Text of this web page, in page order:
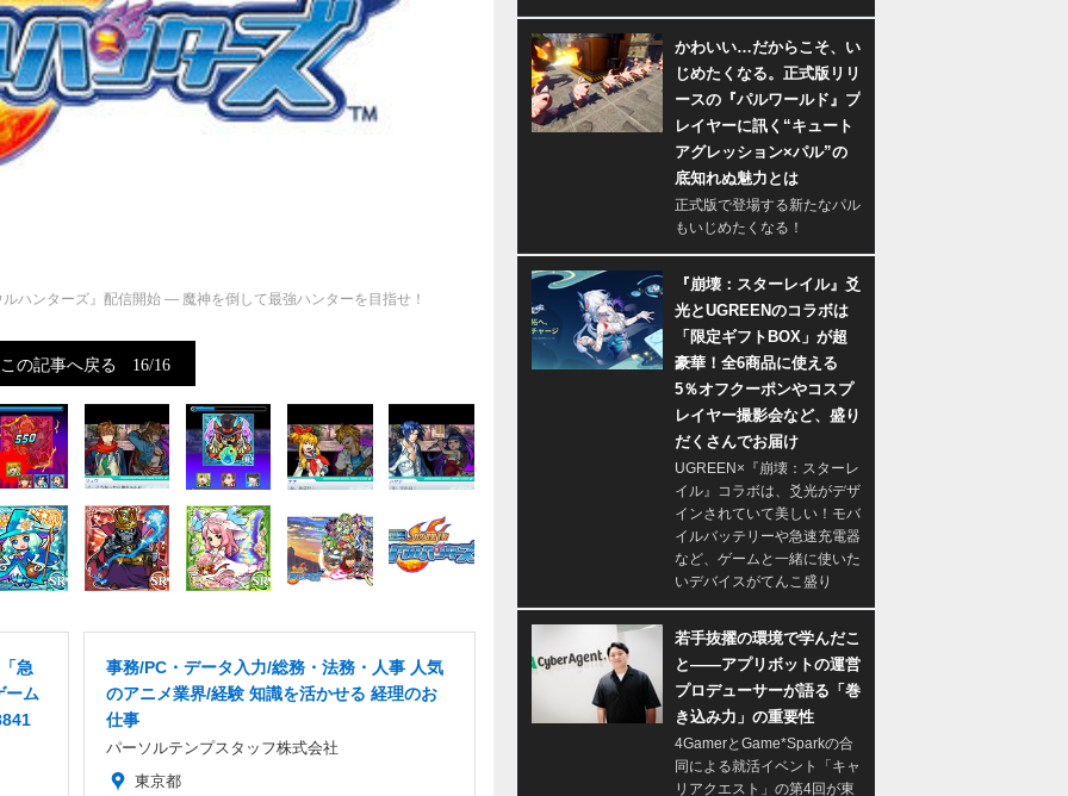
ハンターズ』配信開始 ― 魔神を倒して最強ハンターを目指せ！
この記事へ戻る 16/16
急
ーム
事務/PC・データ入力/総務・法務・人事 人気
のアニメ業界/経験 知識を活かせる 経理のお
仕事
パーソルテンプスタッフ株式会社
東京都
かわいい…だからこそ、い
じめたくなる。正式版リリ
ースの『パルワールド』プ
レイヤーに訊く“キュート
アグレッション×パル”の
底知れぬ魅力とは
正式版で登場する新たなパル
もいじめたくなる！
『崩壊：スターレイル』爻
光とUGREENのコラボは
「限定ギフトBOX」が超
豪華！全6商品に使える
5％オフクーポンやコスプ
レイヤー撮影会など、盛り
だくさんでお届け
UGREEN×『崩壊：スターレ
イル』コラボは、爻光がデザ
インされていて美しい！モバ
イルバッテリーや急速充電器
など、ゲームと一緒に使いた
いデバイスがてんこ盛り
若手抜擢の環境で学んだこ
と――アプリボットの運営
プロデューサーが語る「巻
き込み力」の重要性
4GamerとGame*Sparkの合
同による就活イベント「キャ
リアクエスト」の第4回が東